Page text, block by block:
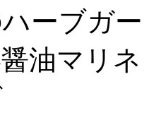
ーブガ
油マリネ